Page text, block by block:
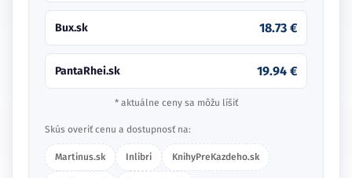
Bux.sk 18.73 €
PantaRhei.sk 19.94 €
* aktuálne ceny sa môžu líšiť
Skús overiť cenu a dostupnosť na:
Martinus.sk Inlibri KnihyPreKazdeho.sk